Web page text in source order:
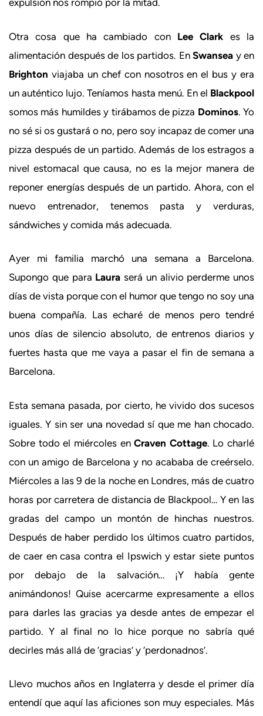
expulsión nos rompió por la mitad.
Otra cosa que ha cambiado con Lee Clark es la
alimentación después de los partidos. En Swansea y en
Brighton viajaba un chef con nosotros en el bus y era
un auténtico lujo. Teníamos hasta menú. En el Blackpool
somos más humildes y tirábamos de pizza Dominos. Yo
no sé si os gustará o no, pero soy incapaz de comer una
pizza después de un partido. Además de los estragos a
nivel estomacal que causa, no es la mejor manera de
reponer energías después de un partido. Ahora, con el
nuevo entrenador, tenemos pasta y verduras,
sándwiches y comida más adecuada.
Ayer mi familia marchó una semana a Barcelona.
Supongo que para Laura será un alivio perderme unos
días de vista porque con el humor que tengo no soy una
buena compañía. Las echaré de menos pero tendré
unos días de silencio absoluto, de entrenos diarios y
fuertes hasta que me vaya a pasar el fin de semana a
Barcelona.
Esta semana pasada, por cierto, he vivido dos sucesos
iguales. Y sin ser una novedad sí que me han chocado.
Sobre todo el miércoles enCraven Cottage. Lo charlé
con un amigo de Barcelona y no acababa de creérselo.
Miércoles a las 9 de la noche en Londres, más de cuatro
horas por carretera de distancia de Blackpool… Y en las
gradas del campo un montón de hinchas nuestros.
Después de haber perdido los últimos cuatro partidos,
de caer en casa contra el Ipswich y estar siete puntos
por debajo de la salvación… ¡Y había gente
animándonos! Quise acercarme expresamente a ellos
para darles las gracias ya desde antes de empezar el
partido. Y al final no lo hice porque no sabría qué
decirles más allá de ‘gracias’ y ‘perdonadnos’.
Llevo muchos años en Inglaterra y desde el primer día
entendí que aquí las aficiones son muy especiales. Más